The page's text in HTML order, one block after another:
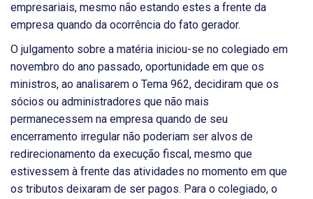
empresariais, mesmo não estando estes a frente da
empresa quando da ocorrência do fato gerador.
O julgamento sobre a matéria iniciou-se no colegiado em
novembro do ano passado, oportunidade em que os
ministros, ao analisarem o Tema 962, decidiram que os
sócios ou administradores que não mais
permanecessem na empresa quando de seu
encerramento irregular não poderiam ser alvos de
redirecionamento da execução fiscal, mesmo que
estivessem à frente das atividades no momento em que
os tributos deixaram de ser pagos. Para o colegiado, o